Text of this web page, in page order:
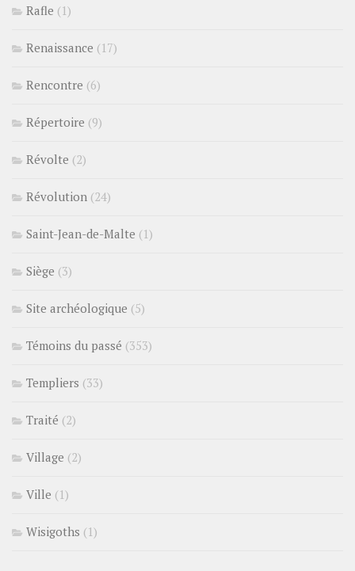
Rafle (1)
Renaissance (17)
Rencontre (6)
Répertoire (9)
Révolte (2)
Révolution (24)
Saint-Jean-de-Malte (1)
Siège (3)
Site archéologique (5)
Témoins du passé (353)
Templiers (33)
Traité (2)
Village (2)
Ville (1)
Wisigoths (1)